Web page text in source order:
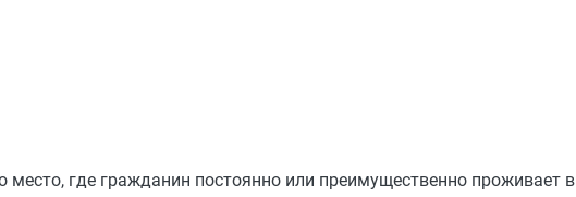
место, где гражданин постоянно или преимущественно проживает в